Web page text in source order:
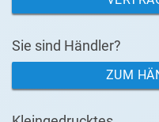
Sie sind Händler?
ZUM